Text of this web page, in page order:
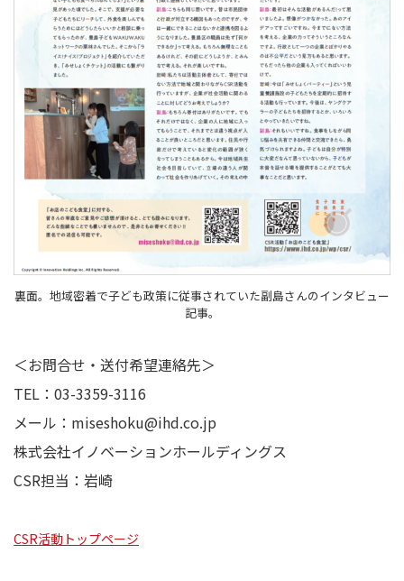
裏面。地域密着で子ども政策に従事されていた副島さんのインタビュー
記事。
＜お問合せ・送付希望連絡先＞
TEL：03-3359-3116
メール：miseshoku@ihd.co.jp
株式会社イノベーションホールディングス
CSR担当：岩崎
CSR活動トップページ